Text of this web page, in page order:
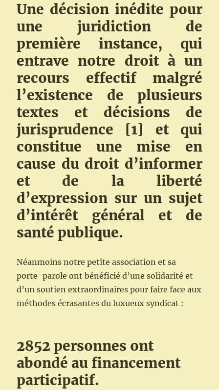
Une décision inédite pour
une juridiction de
première instance, qui
entrave notre droit à un
recours effectif malgré
l’existence de plusieurs
textes et décisions de
jurisprudence [1] et qui
constitue une mise en
cause du droit d’informer
et de la liberté
d’expression sur un sujet
d’intérêt général et de
santé publique.
Néanmoins notre petite association et sa
porte-parole ont bénéficié d’une solidarité et
d’un soutien extraordinaires pour faire face aux
méthodes écrasantes du luxueux syndicat :
2852 personnes ont
abondé au financement
participatif.